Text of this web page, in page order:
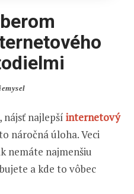
nájsť najlepší internetový
náročná úloha. Veci
nemáte najmenšiu
a kde to vôbec